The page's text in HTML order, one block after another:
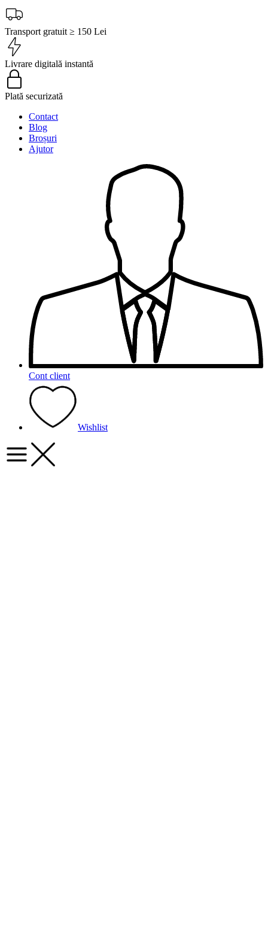
Transport gratuit ≥ 150 Lei
Livrare digitală instantă
Plată securizată
Contact
Blog
Broșuri
Ajutor
Cont client
Wishlist